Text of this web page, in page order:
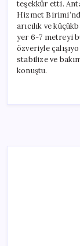
teşekkür etti.
Hizmet
arıcılık ve
yer 6-7 metreyi
özveriyle
stabilize ve
konuştu.